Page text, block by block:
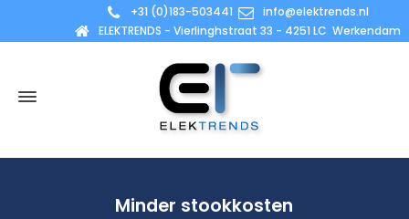
+31 (0)183-503441
info@elektrends.nl
ELEKTRENDS - Vierlinghstraat 33 - 4251 LC Werkendam
Minder stookkosten